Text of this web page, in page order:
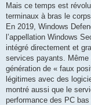
Mais ce temps est
terminaux à bras le corps.
En 2019, Windows
l’appellation Windows
intégré directement et
services payants. Même
génération de « faux
légitimes avec des
montré aussi que le
performance des PC